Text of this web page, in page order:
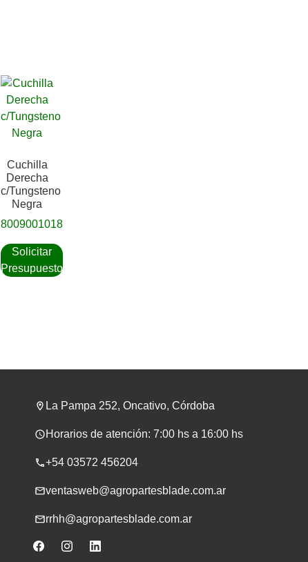
Cuchilla
Derecha
c/Tungsteno
Negra
8009001018
Solicitar
Presupuesto
La Pampa 252, Oncativo, Córdoba
Horarios de atención: 7:00 hs a 16:00 hs
+54 03572 456204
ventasweb@agropartesblade.com.ar
rrhh@agropartesblade.com.ar